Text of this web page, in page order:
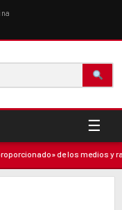
☰
de los medios y